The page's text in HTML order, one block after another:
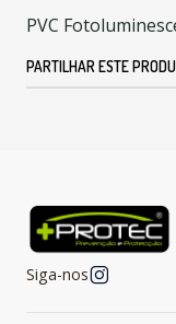
PVC
PARTILHAR ESTE
Siga-nos